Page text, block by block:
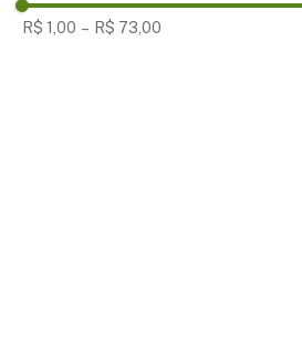
R$ 1,00 – R$ 73,00